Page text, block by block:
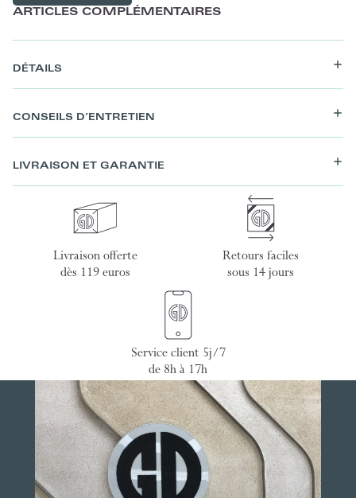
ARTICLES COMPLÉMENTAIRES
DÉTAILS
CONSEILS D’ENTRETIEN
LIVRAISON ET GARANTIE
Livraison offerte
dès 119 euros
Retours faciles
sous 14 jours
Service client 5j/7
de 8h à 17h